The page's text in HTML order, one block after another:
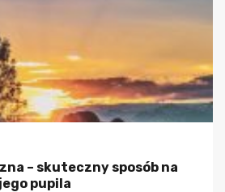
– skuteczny sposób na
pupila